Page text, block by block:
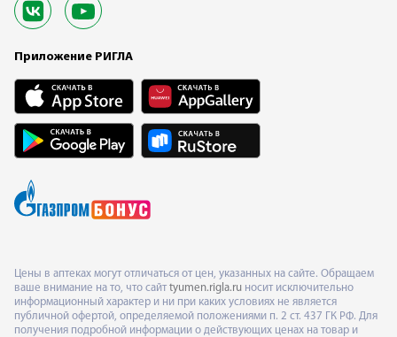
Приложение РИГЛА
Цены в аптеках могут отличаться от цен, указанных на сайте. Обращаем
ваше внимание на то, что сайт tyumen.rigla.ru носит исключительно
информационный характер и ни при каких условиях не является
публичной офертой, определяемой положениями п. 2 ст. 437 ГК РФ. Для
получения подробной информации о действующих ценах на товар и